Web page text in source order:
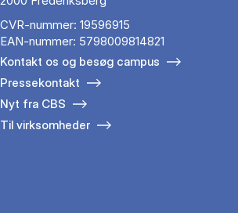
CVR-nummer: 19596915
EAN-nummer: 5798009814821
Kontakt os og besøg campus
Pressekontakt
Nyt fra CBS
Til virksomheder